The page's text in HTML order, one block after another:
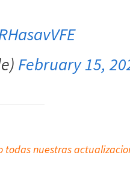
February 15,
nuestras